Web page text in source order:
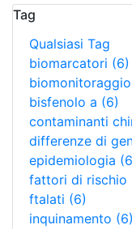
Tag
Qualsiasi Tag
biomarcatori (6)
biomonitoraggio
bisfenolo a (6)
contaminanti
differenze di
epidemiologia
fattori di rischio
ftalati (6)
inquinamento (6)